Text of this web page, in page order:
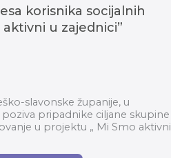
korisnika socijalnih
u zajednici”
slavonske županije, u
pripadnike ciljane skupine
u projektu „ Mi Smo aktivni